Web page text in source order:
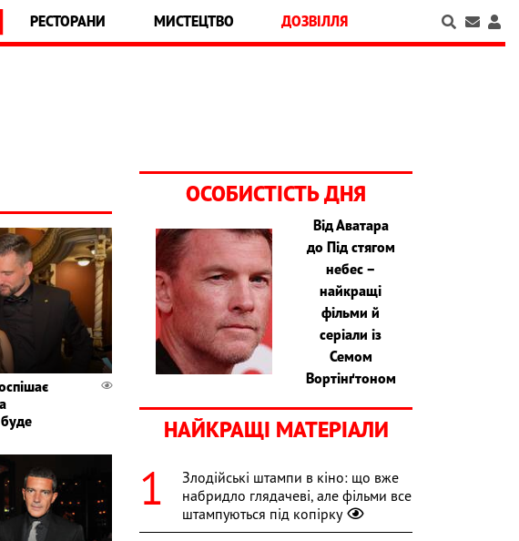
РЕСТОРАНИ МИСТЕЦТВО ДОЗВІЛЛЯ
ОСОБИСТІСТЬ ДНЯ
Від Аватара
до Під стягом
небес –
найкращі
фільми й
серіали із
Семом
Вортінґтоном
НАЙКРАЩІ МАТЕРІАЛИ
Злодійські штампи в кіно: що вже
набридло глядачеві, але фільми все
штампуються під копірку